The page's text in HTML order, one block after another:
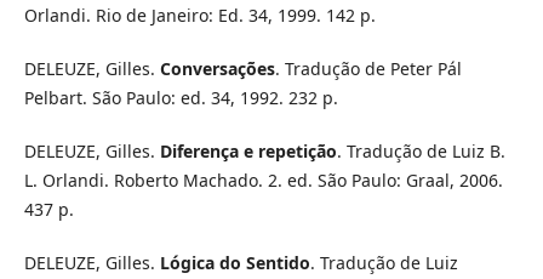
Orlandi. Rio de Janeiro: Ed. 34, 1999. 142 p.
DELEUZE, Gilles. Conversações. Tradução de Peter Pál
Pelbart. São Paulo: ed. 34, 1992. 232 p.
DELEUZE, Gilles. Diferença e repetição. Tradução de Luiz B.
L. Orlandi. Roberto Machado. 2. ed. São Paulo: Graal, 2006.
437 p.
DELEUZE, Gilles. Lógica do Sentido. Tradução de Luiz